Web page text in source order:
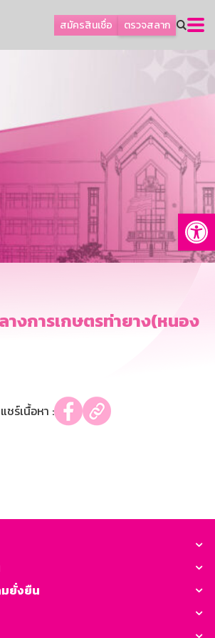
สมัครสินเชื่อ ตรวจสลาก
ายย่อย
น
งิน
GSB Society
างการเกษตรท่ายาง(หนอง
แชร์เนื้อหา :
ยั่งยืน